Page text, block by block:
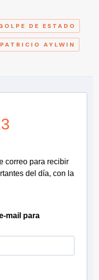
DE ESTADO
PATRICIO AYLWIN
correo para recibir
del día, con la
mail para